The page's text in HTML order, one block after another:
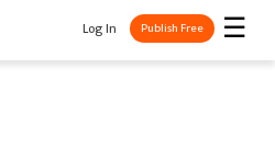
☰
Log In Publish Free